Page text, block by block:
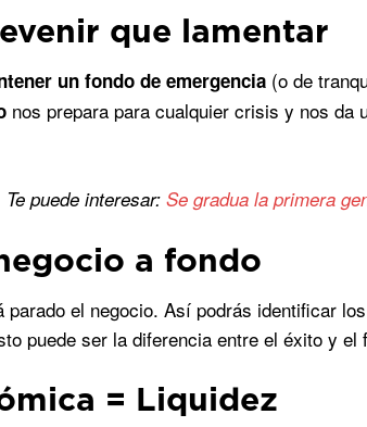
que lamentar
un fondo de emergencia (o de
nos prepara para cualquier crisis y nos
Te puede interesar: Se gradua la primera
a fondo
parado el negocio. Así podrás identificar
puede ser la diferencia entre el éxito y el
= Liquidez